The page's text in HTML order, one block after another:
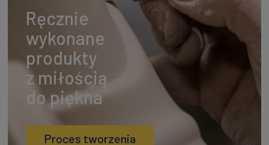
Ręcznie
wykonane
produkty
z miłością
do piękna
Proces tworzenia